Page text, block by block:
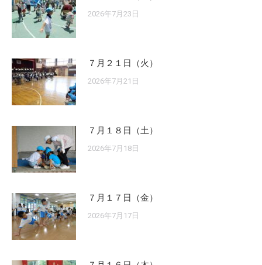
2026年7月23日
７月２１日（火）
2026年7月21日
７月１８日（土）
2026年7月18日
７月１７日（金）
2026年7月17日